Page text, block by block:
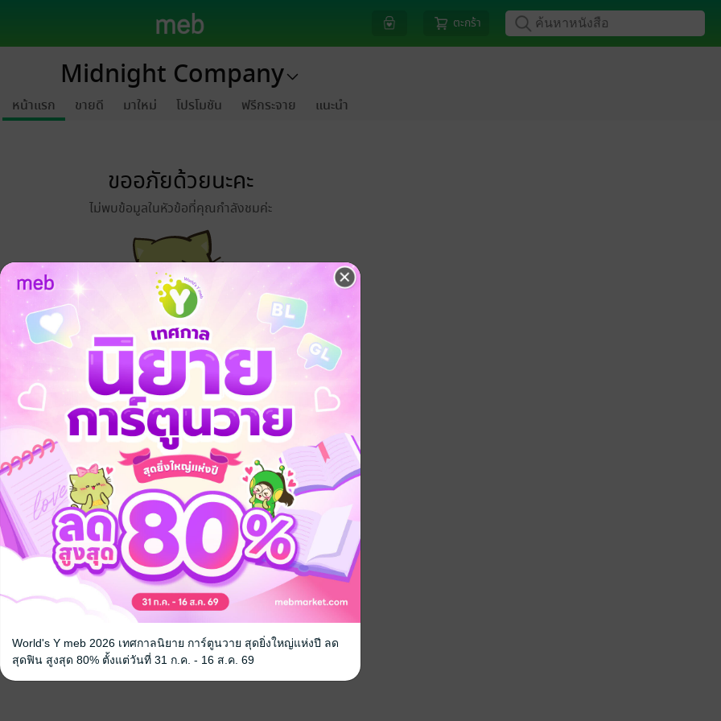
ตะกร้า
Midnight Company
หน้าแรก ขายดี มาใหม่ โปรโมชัน ฟรีกระจาย แนะนำ
ขออภัยด้วยนะคะ
ไม่พบข้อมูลในหัวข้อที่คุณกำลังชมค่ะ
World's Y meb 2026 เทศกาลนิยาย การ์ตูนวาย สุดยิ่งใหญ่แห่งปี ลด
สุดฟิน สูงสุด 80% ตั้งแต่วันที่ 31 ก.ค. - 16 ส.ค. 69